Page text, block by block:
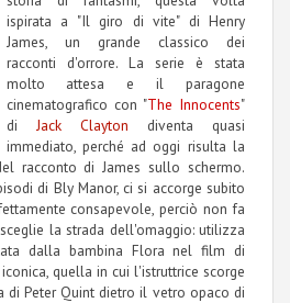
ispirata a "Il giro di vite" di Henry
James, un grande classico dei
racconti d'orrore. La serie è stata
molto attesa e il paragone
cinematografico con "The Innocents"
di Jack Clayton diventa quasi
immediato, perché ad oggi risulta la
racconto di James sullo schermo.
di Bly Manor, ci si accorge subito
consapevole, perciò non fa
la strada dell'omaggio: utilizza
dalla bambina Flora nel film di
quella in cui l'istruttrice scorge
di Peter Quint dietro il vetro opaco di